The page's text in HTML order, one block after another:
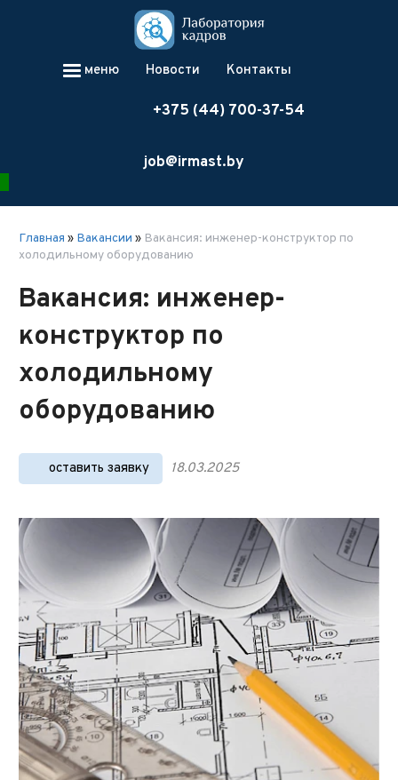
меню Новости Контакты
+375 (44) 700-37-54
job@irmast.by
Главная » Вакансии » Вакансия: инженер-конструктор по
холодильному оборудованию
Вакансия: инженер-
конструктор по
холодильному
оборудованию
оставить заявку 18.03.2025